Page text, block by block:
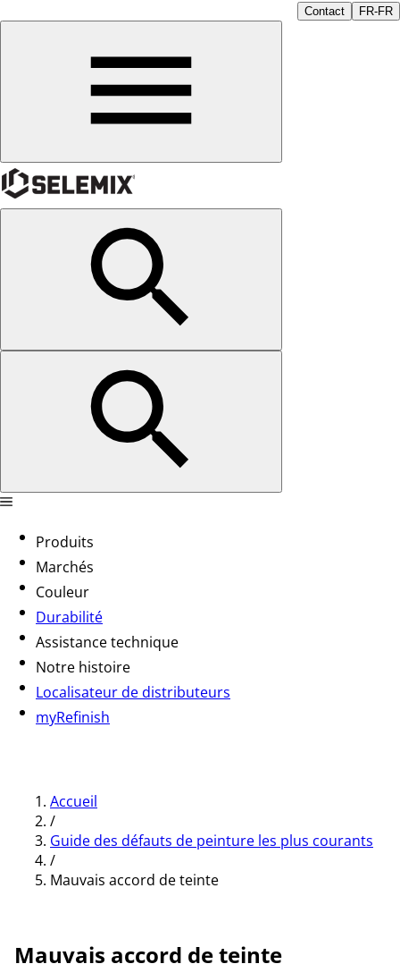
Contact FR-FR
Produits
Marchés
Couleur
Durabilité
Assistance technique
Notre histoire
Localisateur de distributeurs
myRefinish
Accueil
/
Guide des défauts de peinture les plus courants
/
Mauvais accord de teinte
Mauvais accord de teinte